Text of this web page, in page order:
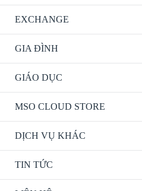
EXCHANGE
GIA ĐÌNH
GIÁO DỤC
MSO CLOUD STORE
DỊCH VỤ KHÁC
TIN TỨC